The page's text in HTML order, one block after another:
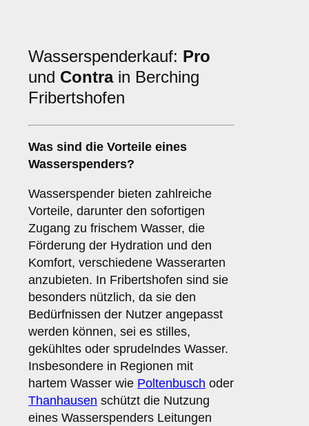
Wasserspenderkauf: Pro
und Contrain Berching
Fribertshofen
Was sind die Vorteile eines
Wasserspenders?
Wasserspender bieten zahlreiche
Vorteile, darunter den sofortigen
Zugang zu frischem Wasser, die
Förderung der Hydration und den
Komfort, verschiedene Wasserarten
anzubieten. In Fribertshofen sind sie
besonders nützlich, da sie den
Bedürfnissen der Nutzer angepasst
werden können, sei es stilles,
gekühltes oder sprudelndes Wasser.
Insbesondere in Regionen mit
hartem Wasser wie Poltenbusch oder
Thanhausen schützt die Nutzung
eines Wasserspenders Leitungen